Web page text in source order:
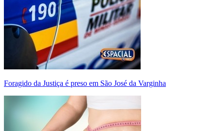
Foragido da Justiça é preso em São José da Varginha